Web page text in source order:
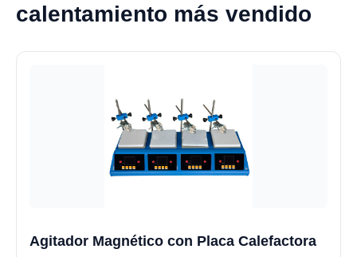
calentamiento más vendido
Agitador Magnético con Placa Calefactora